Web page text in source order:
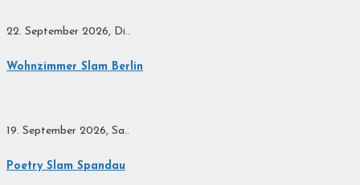
22. September 2026, Di..
Wohnzimmer Slam Berlin
19. September 2026, Sa..
Poetry Slam Spandau